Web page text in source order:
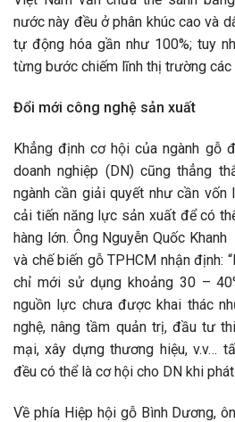
nước này đều ở phân khúc cao và
tự động hóa gần như 100%; tuy
từng bước chiếm lĩnh thị trường các
Đổi mới công nghệ sản xuất
Khẳng định cơ hội của ngành gỗ
doanh nghiệp (DN) cũng thẳng
ngành cần giải quyết như cần vốn
cải tiến năng lực sản xuất để có
hàng lớn. Ông Nguyễn Quốc
và chế biến gỗ TPHCM nhận định:
chỉ mới sử dụng khoảng 30 –
nguồn lực chưa được khai thác
nghệ, nâng tầm quản trị, đầu tư
mại, xây dựng thương hiệu, v.v…
đều có thể là cơ hội cho DN khi phát
Về phía Hiệp hội gỗ Bình Dương,